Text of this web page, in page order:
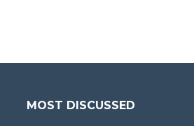
MOST DISCUSSED